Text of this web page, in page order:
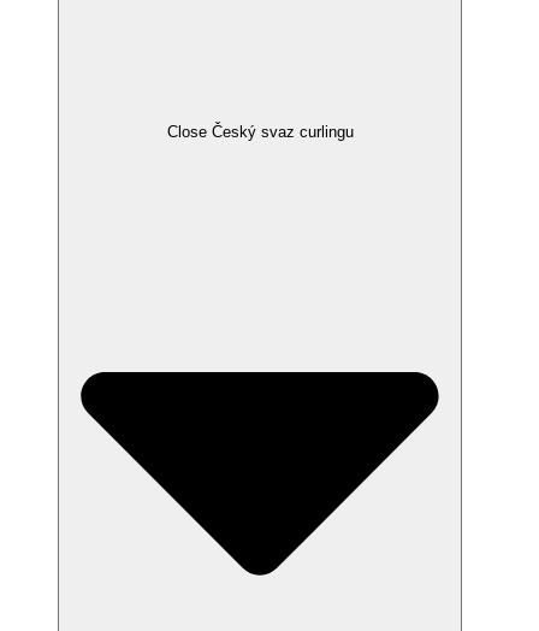
Close Český svaz curlingu